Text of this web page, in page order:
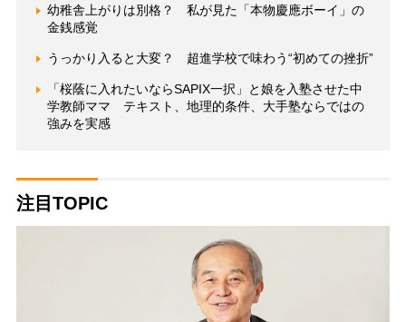
幼稚舎上がりは別格？ 私が見た「本物慶應ボーイ」の
金銭感覚
うっかり入ると大変？ 超進学校で味わう“初めての挫折”
「桜蔭に入れたいならSAPIX一択」と娘を入塾させた中
学教師ママ テキスト、地理的条件、大手塾ならではの
強みを実感
注目TOPIC